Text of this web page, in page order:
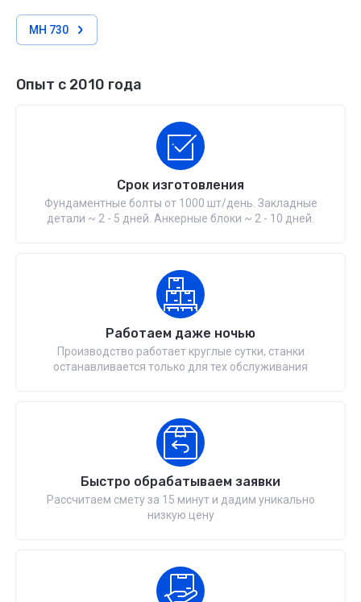
МН 730
Опыт с 2010 года
Срок изготовления
Фундаментные болты от 1000 шт/день. Закладные
детали ~ 2 - 5 дней. Анкерные блоки ~ 2 - 10 дней.
Работаем даже ночью
Производство работает круглые сутки, станки
останавливается только для тех обслуживания
Быстро обрабатываем заявки
Рассчитаем смету за 15 минут и дадим уникально
низкую цену